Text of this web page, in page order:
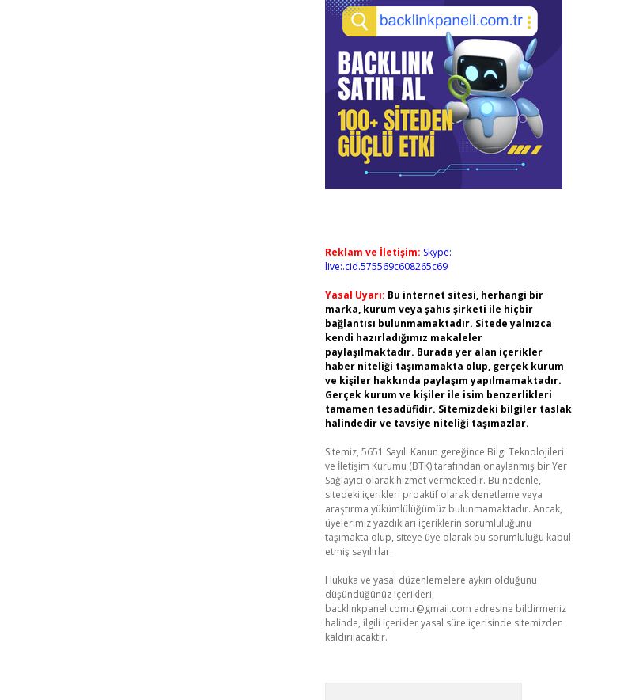
Reklam ve İletişim: Skype:
live:.cid.575569c608265c69
Yasal Uyarı: Bu internet sitesi, herhangi bir
marka, kurum veya şahıs şirketi ile hiçbir
bağlantısı bulunmamaktadır. Sitede yalnızca
kendi hazırladığımız makaleler
paylaşılmaktadır. Burada yer alan içerikler
haber niteliği taşımamakta olup, gerçek kurum
ve kişiler hakkında paylaşım yapılmamaktadır.
Gerçek kurum ve kişiler ile isim benzerlikleri
tamamen tesadüfidir. Sitemizdeki bilgiler taslak
halindedir ve tavsiye niteliği taşımazlar.
Sitemiz, 5651 Sayılı Kanun gereğince Bilgi Teknolojileri
ve İletişim Kurumu (BTK) tarafından onaylanmış bir Yer
Sağlayıcı olarak hizmet vermektedir. Bu nedenle,
sitedeki içerikleri proaktif olarak denetleme veya
araştırma yükümlülüğümüz bulunmamaktadır. Ancak,
üyelerimiz yazdıkları içeriklerin sorumluluğunu
taşımakta olup, siteye üye olarak bu sorumluluğu kabul
etmiş sayılırlar.
Hukuka ve yasal düzenlemelere aykırı olduğunu
düşündüğünüz içerikleri,
backlinkpanelicomtr@gmail.com adresine bildirmeniz
halinde, ilgili içerikler yasal süre içerisinde sitemizden
kaldırılacaktır.